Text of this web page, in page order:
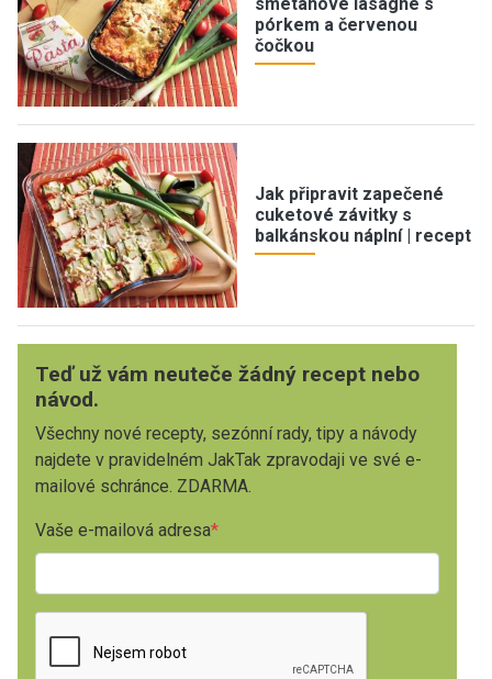
pórkem a červenou
čočkou
Jak připravit zapečené
cuketové závitky s
balkánskou náplní | recept
Teď už vám neuteče žádný recept nebo
návod.
Všechny nové recepty, sezónní rady, tipy a návody
najdete v pravidelném JakTak zpravodaji ve své e-
mailové schránce. ZDARMA.
Vaše e-mailová adresa